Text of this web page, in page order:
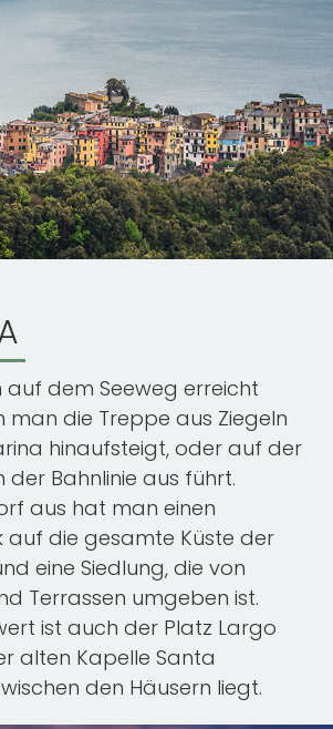
auf dem Seeweg erreicht
man die Treppe aus Ziegeln
hinaufsteigt, oder auf der
der Bahnlinie aus führt.
aus hat man einen
auf die gesamte Küste der
eine Siedlung, die von
Terrassen umgeben ist.
ist auch der Platz Largo
alten Kapelle Santa
den Häusern liegt.